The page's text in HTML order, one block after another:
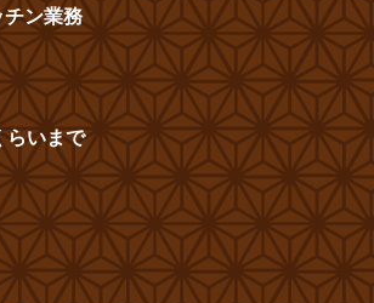
ン業務
らいまで